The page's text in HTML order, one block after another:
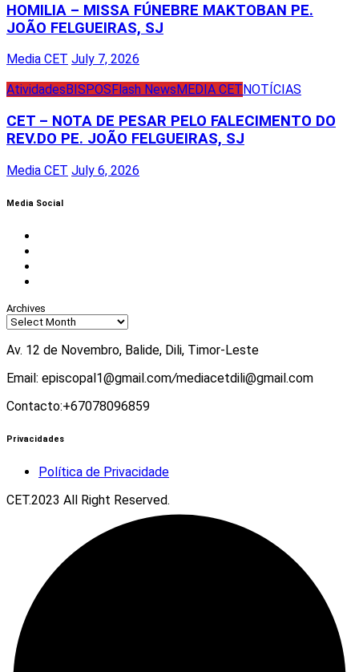
HOMILIA – MISSA FÚNEBRE MAKTOBAN PE.
JOÃO FELGUEIRAS, SJ
Media CET July 7, 2026
Atividades BISPOS Flash News MEDIA CET NOTÍCIAS
CET – NOTA DE PESAR PELO FALECIMENTO DO
REV.DO PE. JOÃO FELGUEIRAS, SJ
Media CET July 6, 2026
Media Social
Archives
Av. 12 de Novembro, Balide, Dili, Timor-Leste
Email: episcopal1@gmail.com/mediacetdili@gmail.com
Contacto:+67078096859
Privacidades
Política de Privacidade
CET.2023 All Right Reserved.